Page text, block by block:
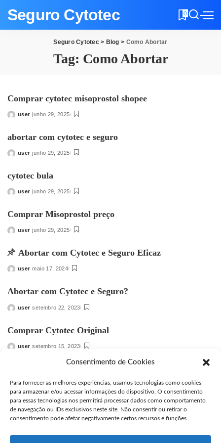
Consentimento de Cookies
Para fornecer as melhores experiências, usamos tecnologias como cookies
para armazenar e/ou acessar informações do dispositivo. O consentimento
para essas tecnologias nos permitirá processar dados como comportamento
de navegação ou IDs exclusivos neste site. Não consentir ou retirar o
consentimento pode afetar negativamente certos recursos e funções.
Seguro Cytotec 0
Seguro Cytotec> Blog > Como Abortar
Tag: Como Abortar
Comprar cytotec misoprostol shopee
Posted
user junho 29, 2025
abortar com cytotec e seguro
Posted
user junho 29, 2025
cytotec bula
Posted
user junho 29, 2025
Comprar Misoprostol preço
Posted
user junho 29, 2025
Abortar com Cytotec e Seguro Eficaz
Posted
user maio 17, 2024
Abortar com Cytotec e Seguro?
Posted
user setembro 22, 2023
Comprar Cytotec Original
Posted
user setembro 15, 2023
editor novembro 6, 2022
Como Abortar
by
outubro 31, 2022